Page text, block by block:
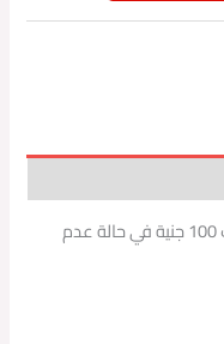
طباعة 1000 كارت وجهين +سلوفان يضاف 100 جنية في حالة عدم